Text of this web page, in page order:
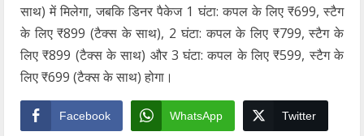
साथ) में मिलेगा, जबकि डिनर पैकेज 1 घंटा: कपल के लिए ₹699, स्टैग
के लिए ₹899 (टैक्स के साथ), 2 घंटा: कपल के लिए ₹799, स्टैग के
लिए ₹899 (टैक्स के साथ) और 3 घंटा: कपल के लिए ₹599, स्टैग के
लिए ₹699 (टैक्स के साथ) होगा।
Facebook WhatsApp Twitter